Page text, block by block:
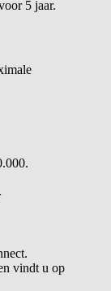
5 jaar.
vindt u op